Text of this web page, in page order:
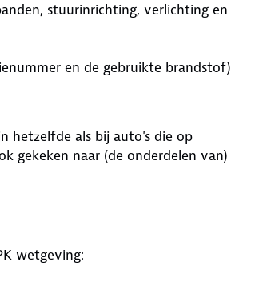
stuurinrichting, verlichting en
en de gebruikte brandstof)
hetzelfde als bij auto's die op
gekeken naar (de onderdelen van)
wetgeving: